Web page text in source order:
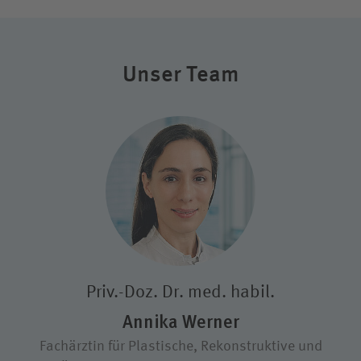
Unser Team
Priv.-Doz. Dr. med. habil.
Annika Werner
Fachärztin für Plastische, Rekonstruktive und